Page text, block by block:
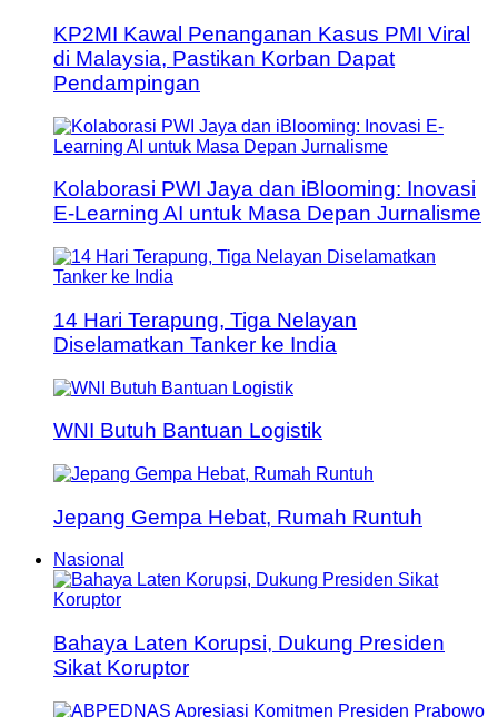
KP2MI Kawal Penanganan Kasus PMI Viral
di Malaysia, Pastikan Korban Dapat
Pendampingan
Kolaborasi PWI Jaya dan iBlooming: Inovasi
E-Learning AI untuk Masa Depan Jurnalisme
14 Hari Terapung, Tiga Nelayan
Diselamatkan Tanker ke India
WNI Butuh Bantuan Logistik
Jepang Gempa Hebat, Rumah Runtuh
Nasional
Bahaya Laten Korupsi, Dukung Presiden
Sikat Koruptor